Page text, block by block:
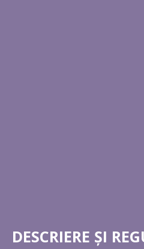
DESCRIERE ȘI